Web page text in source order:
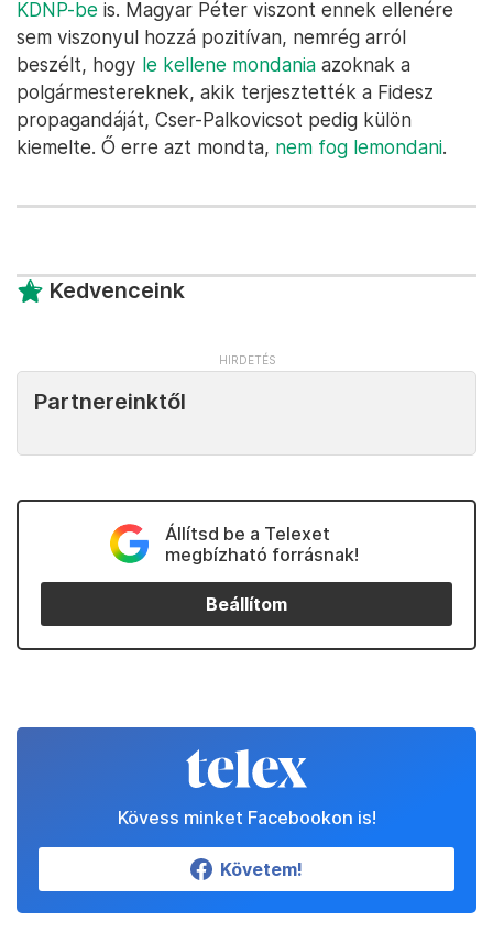
KDNP-be is. Magyar Péter viszont ennek ellenére
sem viszonyul hozzá pozitívan, nemrég arról
beszélt, hogy le kellene mondania azoknak a
polgármestereknek, akik terjesztették a Fidesz
propagandáját, Cser-Palkovicsot pedig külön
kiemelte. Ő erre azt mondta, nem fog lemondani.
Kedvenceink
Partnereinktől
Állítsd be a Telexet
megbízható forrásnak!
Beállítom
Kövess minket Facebookon is!
Követem!